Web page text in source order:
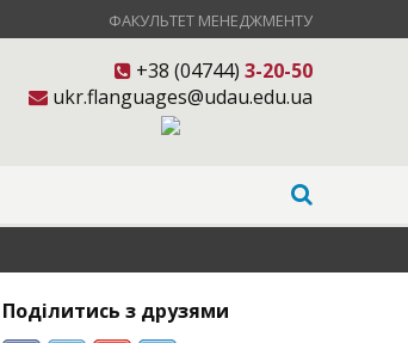
ФАКУЛЬТЕТ МЕНЕДЖМЕНТУ
+38 (04744) 3-20-50
ukr.flanguages@udau.edu.ua
Поділитись з друзями